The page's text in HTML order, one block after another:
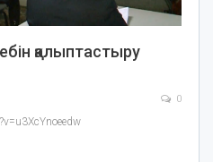
қалыптастыру
0